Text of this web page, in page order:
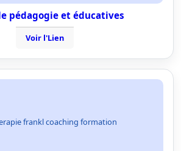
pédagogie et éducatives
Voir l'Lien
frankl coaching formation